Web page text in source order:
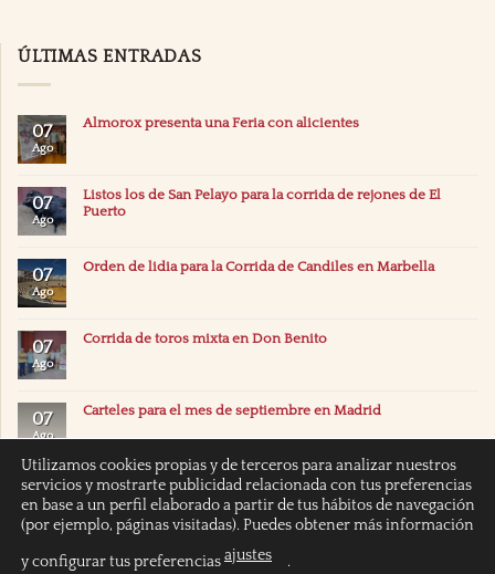
ÚLTIMAS ENTRADAS
07
Ago
Almorox presenta una Feria con alicientes
07
Ago
Listos los de San Pelayo para la corrida de rejones de El
Puerto
07
Ago
Orden de lidia para la Corrida de Candiles en Marbella
07
Ago
Corrida de toros mixta en Don Benito
07
Ago
Carteles para el mes de septiembre en Madrid
Utilizamos cookies propias y de terceros para analizar nuestros
servicios y mostrarte publicidad relacionada con tus preferencias
en base a un perfil elaborado a partir de tus hábitos de navegación
(por ejemplo, páginas visitadas). Puedes obtener más información
y configurar tus preferenciasajustes .